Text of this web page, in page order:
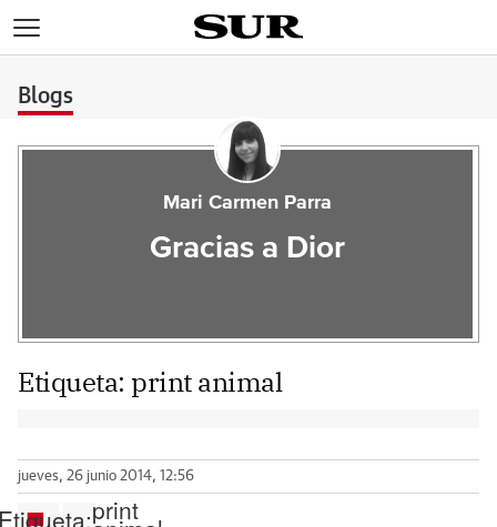
Blogs
Mari Carmen Parra
Gracias a Dior
Etiqueta: print animal
jueves, 26 junio 2014, 12:56
print